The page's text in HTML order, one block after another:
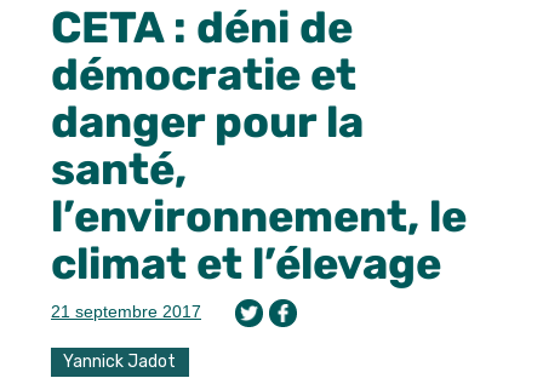
CETA : déni de
démocratie et
danger pour la
santé,
l’environnement, le
climat et l’élevage
21 septembre 2017
Yannick Jadot